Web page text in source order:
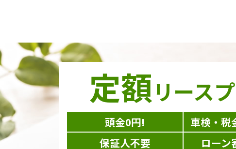
定額リース
頭金0円!
車検・税
保証人不要
ローン